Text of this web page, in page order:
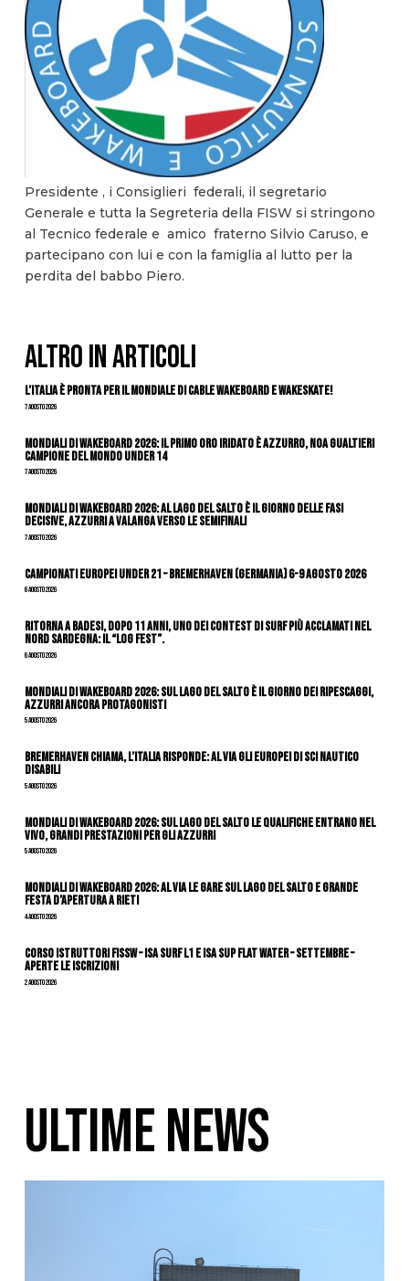
Presidente , i Consiglieri federali, il segretario
Generale e tutta la Segreteria della FISW si stringono
al Tecnico federale e amico fraterno Silvio Caruso, e
partecipano con lui e con la famiglia al lutto per la
perdita del babbo Piero.
ALTRO IN ARTICOLI
L’Italia è pronta per il Mondiale di Cable Wakeboard e Wakeskate!
7 Agosto 2026
Mondiali di Wakeboard 2026: il primo oro iridato è azzurro, Noa Gualtieri
campione del mondo Under 14
7 Agosto 2026
Mondiali di Wakeboard 2026: al Lago del Salto è il giorno delle fasi
decisive, azzurri a valanga verso le semifinali
7 Agosto 2026
Campionati Europei Under 21 – Bremerhaven (Germania) 6-9 agosto 2026
6 Agosto 2026
Ritorna a Badesi, dopo 11 anni, uno dei contest di surf più acclamati nel
nord Sardegna: il “Log Fest”.
6 Agosto 2026
Mondiali di Wakeboard 2026: sul Lago del Salto è il giorno dei ripescaggi,
azzurri ancora protagonisti
5 Agosto 2026
Bremerhaven chiama, l’Italia risponde: al via gli Europei di Sci Nautico
Disabili
5 Agosto 2026
Mondiali di Wakeboard 2026: sul Lago del Salto le qualifiche entrano nel
vivo, grandi prestazioni per gli azzurri
5 Agosto 2026
Mondiali di Wakeboard 2026: al via le gare sul Lago del Salto e grande
festa d’apertura a Rieti
4 Agosto 2026
CORSO ISTRUTTORI FISSW – ISA SURF L1 e ISA SUP Flat Water – SETTEMBRE –
APERTE LE ISCRIZIONI
2 Agosto 2026
ULTIME NEWS